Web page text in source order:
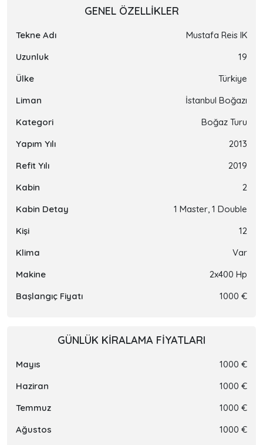
GENEL ÖZELLIKLER
Tekne Adı
Mustafa Reis IK
Uzunluk
19
Ülke
Türkiye
Liman
İstanbul Boğazı
Kategori
Boğaz Turu
Yapım Yılı
2013
Refit Yılı
2019
Kabin
2
Kabin Detay
1 Master, 1 Double
Kişi
12
Klima
Var
Makine
2x400 Hp
Başlangıç Fiyatı
1000 €
GÜNLÜK KIRALAMA FIYATLARI
Mayıs
1000 €
Haziran
1000 €
Temmuz
1000 €
Ağustos
1000 €